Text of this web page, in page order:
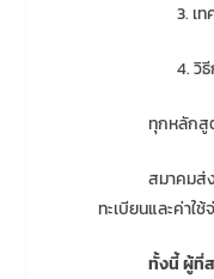
3. เทคนิคกา
4. วิธีการวิจั
ทุกหลักสูตร อ
สมาคมส่งเสริ
ทะเบียนและค่าใ
ทั้งนี้ ผู้ที่ส